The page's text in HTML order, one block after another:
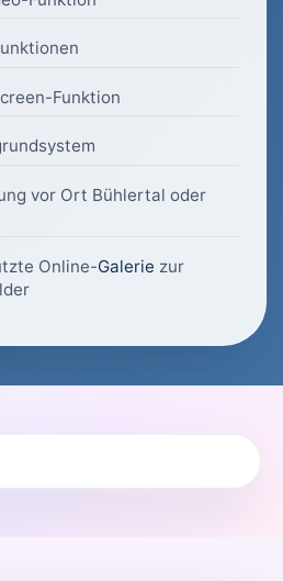
Funktion
vor Ort Bühlertal oder
Online-Galerie zur